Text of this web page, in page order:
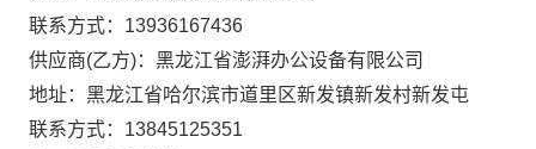
联系方式：13936167436
供应商(乙方)：黑龙江省澎湃办公设备有限公司
地址：黑龙江省哈尔滨市道里区新发镇新发村新发屯
联系方式：13845125351